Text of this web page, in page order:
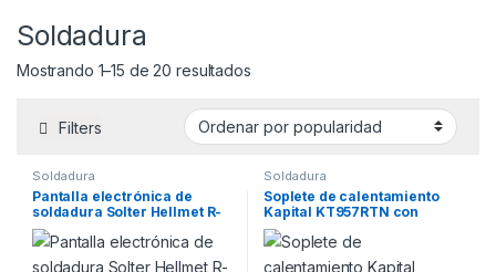
Soldadura
Mostrando 1–15 de 20 resultadosOrdenado por popularidad
Filters
Soldadura
Pantalla electrónica de
soldadura Solter Hellmet R-
10
Soldadura
Soplete de calentamiento
Kapital KT957RTN con
manguera de 2m